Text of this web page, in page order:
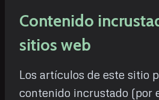
Contenido
sitios web
Los artículos de este sitio
contenido incrustado (por